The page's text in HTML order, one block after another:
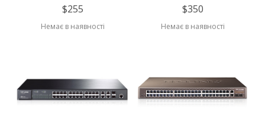
$255
Немає в наявності
$350
Немає в наявності